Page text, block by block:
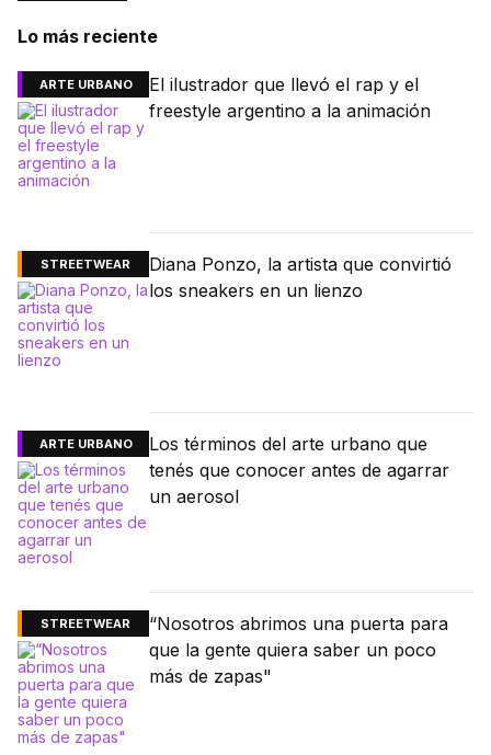
Lo más reciente
ARTE URBANO
El ilustrador que llevó el rap y el
freestyle argentino a la animación
STREETWEAR
Diana Ponzo, la artista que convirtió
los sneakers en un lienzo
ARTE URBANO
Los términos del arte urbano que
tenés que conocer antes de agarrar
un aerosol
STREETWEAR
“Nosotros abrimos una puerta para
que la gente quiera saber un poco
más de zapas"